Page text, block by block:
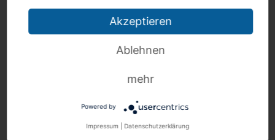
FAQ Steuerbare Verbrauchseinrichtungen
Pflichtinformation §9 EnSikuMaV
Datenschutz
Akzeptieren
Ablehnen
mehr
Powered by
Impressum Datenschutzerklärung